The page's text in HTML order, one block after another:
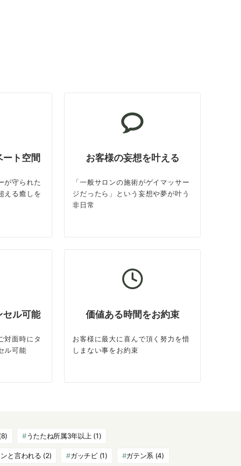
ト空間
が守られた
える癒しを
お客様の妄想を叶える
「一般サロンの施術がゲイマッサー
ジだったら」という妄想や夢が叶う
非日常
セル可能
対面時にタ
ル可能
価値ある時間をお約束
お客様に最大に喜んで頂く努力を惜
しまない事をお約束
うたたね所属3年以上 (1)
と言われる (2) ガッチビ(1) ガテン系 (4)